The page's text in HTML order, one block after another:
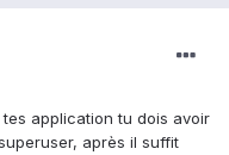
application tu dois avoir
après il suffit